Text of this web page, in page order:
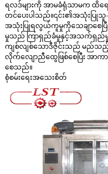
ရလဒ်များကို အာမခံရုံသာမက ထိရ
တင်ပေးပါသည်။၎င်း၏အသုံးပြု
အသုံးပြုရလွယ်ကူမှုကိုသေချာစေပ
မှုသည် ကြာရှည်ခံမှုနှင့်အသက်ရှည်မှု
ကျစ်လျစ်သောဒီဇိုင်းသည် မည်သ
လိုက်လျောညီထွေဖြစ်စေပြီး အာ
စေသည်။
စုံစမ်းရေးအသေးစိတ်